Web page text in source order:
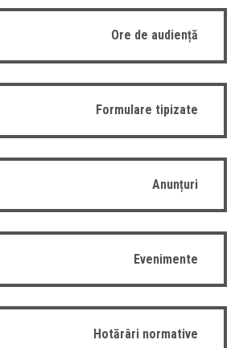
Ore de audiență
Formulare tipizate
Anunțuri
Evenimente
Hotărâri normative